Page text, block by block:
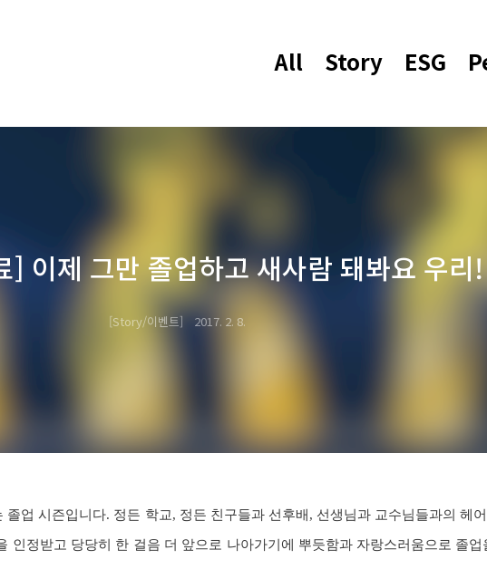
All Story ESG
] 이제 그만 졸업하고 새사람 돼봐요 우리!
Story/이벤트 2017. 2. 8.
업 시즌입니다. 정든 학교, 정든 친구들과 선후배, 선생님과 교수님들과의 헤어
인정받고 당당히 한 걸음 더 앞으로 나아가기에 뿌듯함과 자랑스러움으로 졸업